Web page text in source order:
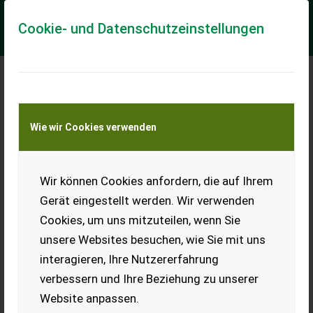
Cookie- und Datenschutzeinstellungen
Wie wir Cookies verwenden
Wir können Cookies anfordern, die auf Ihrem
Gerät eingestellt werden. Wir verwenden
Cookies, um uns mitzuteilen, wenn Sie
unsere Websites besuchen, wie Sie mit uns
interagieren, Ihre Nutzererfahrung
verbessern und Ihre Beziehung zu unserer
Website anpassen.
Meine Transportkostenanfrage
Transport von Land- und Baumaschinen –
KEINE Tiertransporte
Schwarzer Rettich aus
dem Grazer Feld
Ernte 2025, ab sofort
verfügbar, Steiermark, beste
Qualität. Preis auf Anfrage.
EUR 0